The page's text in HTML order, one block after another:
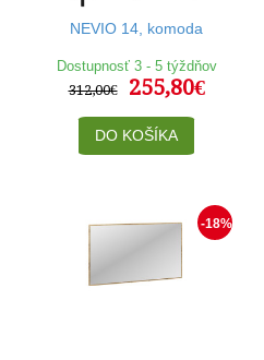
NEVIO 14, komoda
Dostupnosť 3 - 5 týždňov
312,00€
255,80€
DO KOŠÍKA
-18%